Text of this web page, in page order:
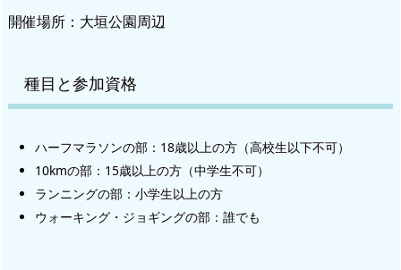
開催場所：大垣公園周辺
種目と参加資格
ハーフマラソンの部：18歳以上の方（高校生以下不可）
10kmの部：15歳以上の方（中学生不可）
ランニングの部：小学生以上の方
ウォーキング・ジョギングの部：誰でも